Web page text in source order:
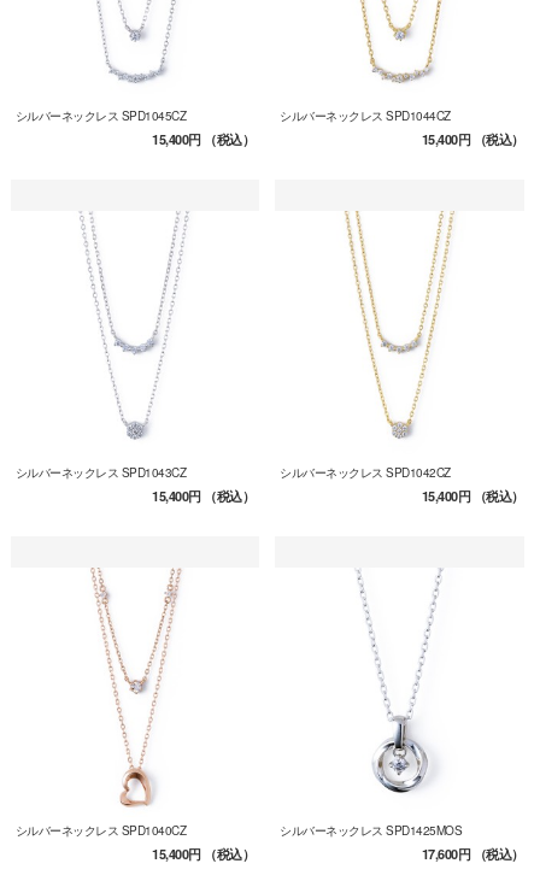
シルバーネックレス SPD1045CZ
15,400円（税込）
シルバーネックレス SPD1044CZ
15,400円（税込）
シルバーネックレス SPD1043CZ
15,400円（税込）
シルバーネックレス SPD1042CZ
15,400円（税込）
シルバーネックレス SPD1040CZ
15,400円（税込）
シルバーネックレス SPD1425MOS
17,600円（税込）